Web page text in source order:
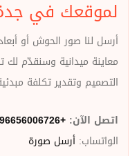
لموقعك في
أرسل لنا صور الحوش أو
معاينة ميدانية وسنقدّم لك
التصميم وتقدير تكلفة
اتصل الآن: +96656006726
الواتساب: أرسل صورة